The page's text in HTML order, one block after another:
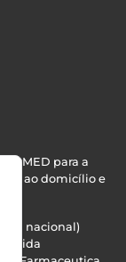
para a
ao domicílio e
fixa nacional)